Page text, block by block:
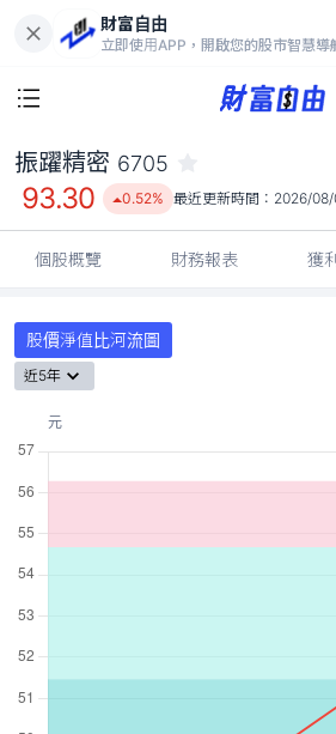
財富自由
立即使用APP，開啟您的股市智慧導
93.30
0.52%
振躍精密 6705
93.30 0.52% 最近更新時間： 2026/
個股概覽 財務報表 獲
股價淨值比河流圖
近5年